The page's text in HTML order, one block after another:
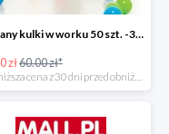
Dohany kulki w worku 50 szt. -35%
zł60.00 zł*